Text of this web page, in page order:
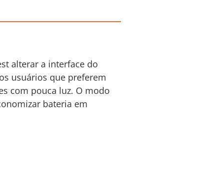
alterar a interface do
usuários que preferem
com pouca luz. O modo
bateria em